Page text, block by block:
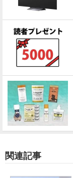
関連記事